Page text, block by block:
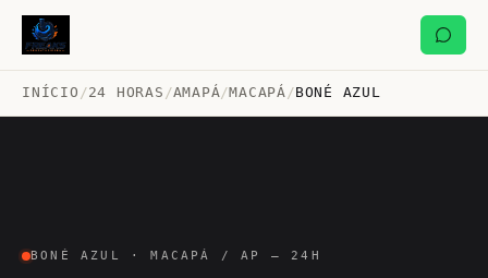
INÍCIO /24 HORAS /AMAPÁ/MACAPÁ /BONÉ AZUL
BONÉ AZUL · MACAPÁ / AP — 24H